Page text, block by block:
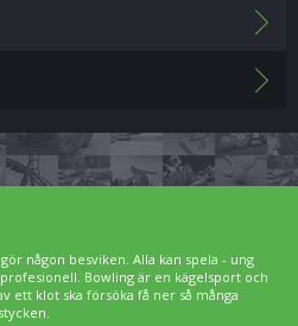
någon besviken. Alla kan spela - ung
Bowling är en kägelsport och
ett klot ska försöka få ner så många